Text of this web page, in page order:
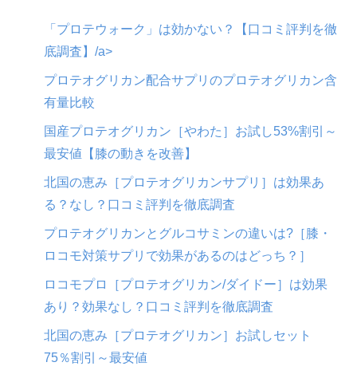
「プロテウォーク」は効かない？【口コミ評判を徹
底調査】/a>
プロテオグリカン配合サプリのプロテオグリカン含
有量比較
国産プロテオグリカン［やわた］お試し53%割引～
最安値【膝の動きを改善】
北国の恵み［プロテオグリカンサプリ］は効果あ
る？なし？口コミ評判を徹底調査
プロテオグリカンとグルコサミンの違いは?［膝・
ロコモ対策サプリで効果があるのはどっち？］
ロコモプロ［プロテオグリカン/ダイドー］は効果
あり？効果なし？口コミ評判を徹底調査
北国の恵み［プロテオグリカン］お試しセット
75％割引～最安値